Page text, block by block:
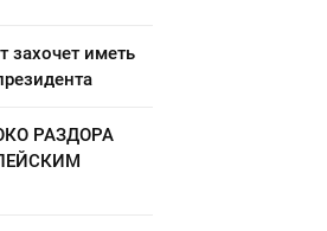
захочет иметь
РАЗДОРА